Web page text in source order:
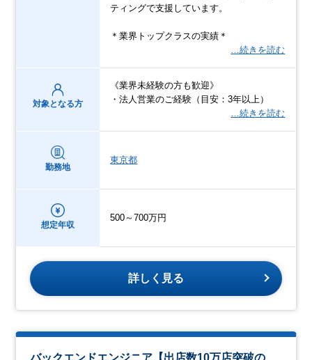
ティングで支援しています。
＊業界トップクラスの実績＊
…続きを読む
対象となる方
《業界未経験の方も歓迎》
・法人営業のご経験（目安：3年以上）
…続きを読む
勤務地
東京都
想定年収
500～700万円
詳しく見る